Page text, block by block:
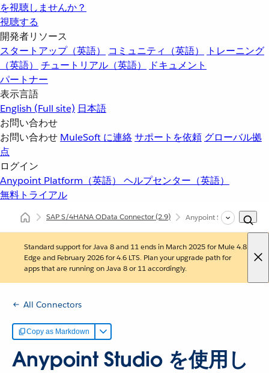
を視聴しませんか？
視聴する
開発者リソース
スタートアップ（英語）
コミュニティ（英語）
トレーニング
（英語）
チュートリアル（英語）
ドキュメント
パートナー
表示言語
English (Full site) 日本語
お問い合わせ
お問い合わせ MuleSoft に連絡サポートを依頼 グローバル拠
点
ログイン
Anypoint Platform（英語） ヘルプセンター（英語）
無料トライアル
SAP S/4HANA OData Connector(2.9) Anypoint Studio を使用
Standard support for Java 8 and 11 ends in March 2025 for Mule 4.8
Edge and February 2026 for 4.6 LTS. Plan your upgrade path for
apps that are running on Java 8 or 11 accordingly.
All Connectors
Copy as Markdown
Anypoint Studio を使用し